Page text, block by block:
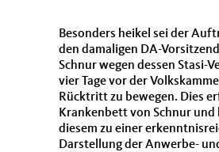
Besonders heikel sei der
den damaligen DA-
Schnur wegen dessen Stasi-
vier Tage vor der
Rücktritt zu bewegen. Dies
Krankenbett von Schnur und
diesem zu einer
Darstellung der Anwerbe-